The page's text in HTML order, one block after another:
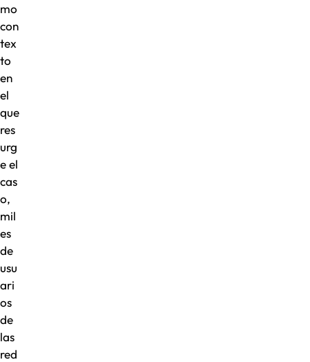
mo
con
tex
to
en
el
que
res
urg
e el
cas
o,
mil
es
de
usu
ari
os
de
las
red